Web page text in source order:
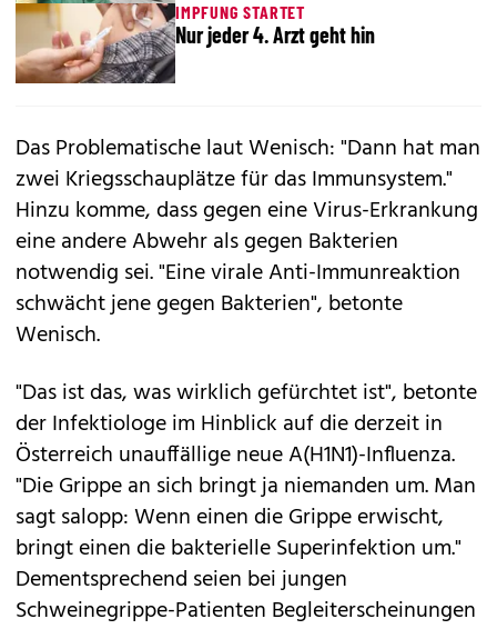
IMPFUNG STARTET
Nur jeder 4. Arzt geht hin
Das Problematische laut Wenisch: "Dann hat man
zwei Kriegsschauplätze für das Immunsystem."
Hinzu komme, dass gegen eine Virus-Erkrankung
eine andere Abwehr als gegen Bakterien
notwendig sei. "Eine virale Anti-Immunreaktion
schwächt jene gegen Bakterien", betonte
Wenisch.
"Das ist das, was wirklich gefürchtet ist", betonte
der Infektiologe im Hinblick auf die derzeit in
Österreich unauffällige neue A(H1N1)-Influenza.
"Die Grippe an sich bringt ja niemanden um. Man
sagt salopp: Wenn einen die Grippe erwischt,
bringt einen die bakterielle Superinfektion um."
Dementsprechend seien bei jungen
Schweinegrippe-Patienten Begleiterscheinungen